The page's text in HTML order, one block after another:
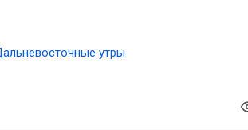
утры